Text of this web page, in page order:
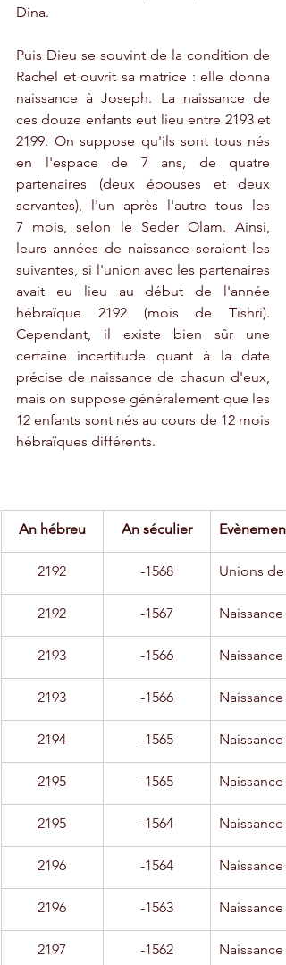
Dina.
Puis Dieu se souvint de la condition de
Rachel et ouvrit sa matrice : elle donna
naissance à Joseph. La naissance de
ces douze enfants eut lieu entre 2193 et
​​2199. On suppose qu'ils sont tous nés
en l'espace de 7 ans, de quatre
partenaires (deux épouses et deux
servantes), l'un après l'autre tous les
7 mois, selon le Seder Olam. Ainsi,
leurs années de naissance seraient les
suivantes, si l'union avec les partenaires
avait eu lieu au début de l'année
hébraïque 2192 (mois de Tishri).
Cependant, il existe bien sûr une
certaine incertitude quant à la date
précise de naissance de chacun d'eux,
mais on suppose généralement que les
12 enfants sont nés au cours de 12 mois
hébraïques différents.
An hébreu An séculier Evènement
2192 -1568 Unions de
2192 -1567 Naissance
2193 -1566 Naissance
2193 -1566 Naissance
2194 -1565 Naissance
2195 -1565 Naissance
2195 -1564 Naissance
2196 -1564 Naissance
2196 -1563 Naissance
2197 -1562 Naissance